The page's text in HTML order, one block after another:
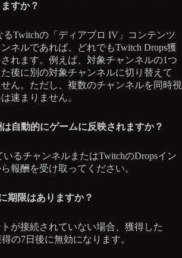
すか？
Twitchの「ディアブロ IV」コンテンツ
ネルであれば、どれでもTwitch Drops獲
れます。例えば、対象チャンネルの1つ
後に別の対象チャンネルに切り替えて
ん。ただし、複数のチャンネルを同時視
速まりません。
自動的にゲームに反映されますか？
るチャンネルまたはTwitchのDropsイン
報酬を受け取ってください。
期限はありますか？
が接続されていない場合、獲得した
の7日後に無効になります。